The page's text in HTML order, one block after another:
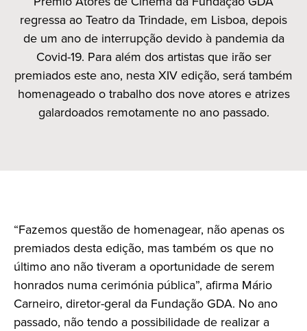
regressa ao Teatro da Trindade, em Lisboa, depois
de um ano de interrupção devido à pandemia da
Covid-19. Para além dos artistas que irão ser
premiados este ano, nesta XIV edição, será também
homenageado o trabalho dos nove atores e atrizes
galardoados remotamente no ano passado.
“Fazemos questão de homenagear, não apenas os
premiados desta edição, mas também os que no
último ano não tiveram a oportunidade de serem
honrados numa cerimónia pública”, afirma Mário
Carneiro, diretor-geral da Fundação GDA. No ano
passado, não tendo a possibilidade de realizar a